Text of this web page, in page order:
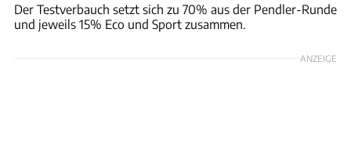
Der Testverbauch setzt sich zu 70% aus der Pendler-Runde
und jeweils 15% Eco und Sport zusammen.
ANZEIGE